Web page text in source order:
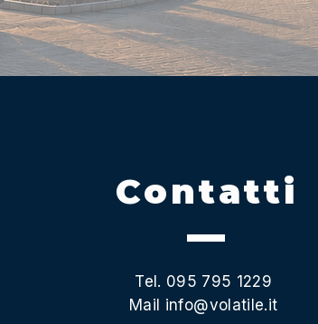
Contatti
Tel. 095 795 1229
Mail info@volatile.it